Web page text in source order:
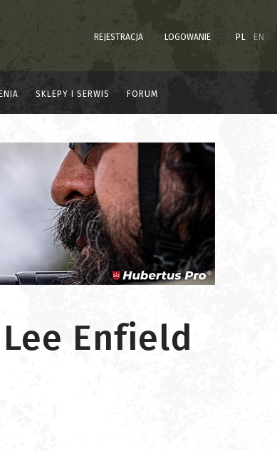
REJESTRACJA LOGOWANIE PL EN
SKLEPY I SERWIS FORUM
Enfield